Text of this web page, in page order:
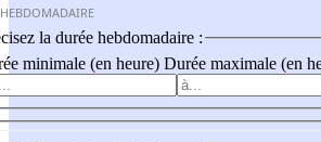
la durée hebdomadaire :
minimale (en heure) Durée maximale (en